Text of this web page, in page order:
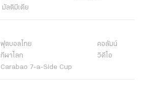
มัลติมีเดีย
ฟุตบอลไทย
คอลัมน์
กีฬาโลก
วิดีโอ
Carabao 7-a-Side Cup